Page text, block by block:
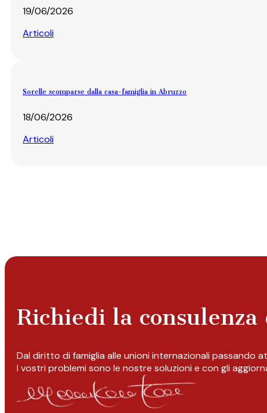
19/06/2026
Articoli
Sorelle scomparse dalla casa-famiglia in Abruzzo
18/06/2026
Articoli
Richiedi la
Dal diritto di famiglia alle unioni internazionali passando
I vostri problemi sono le nostre soluzioni e con gli